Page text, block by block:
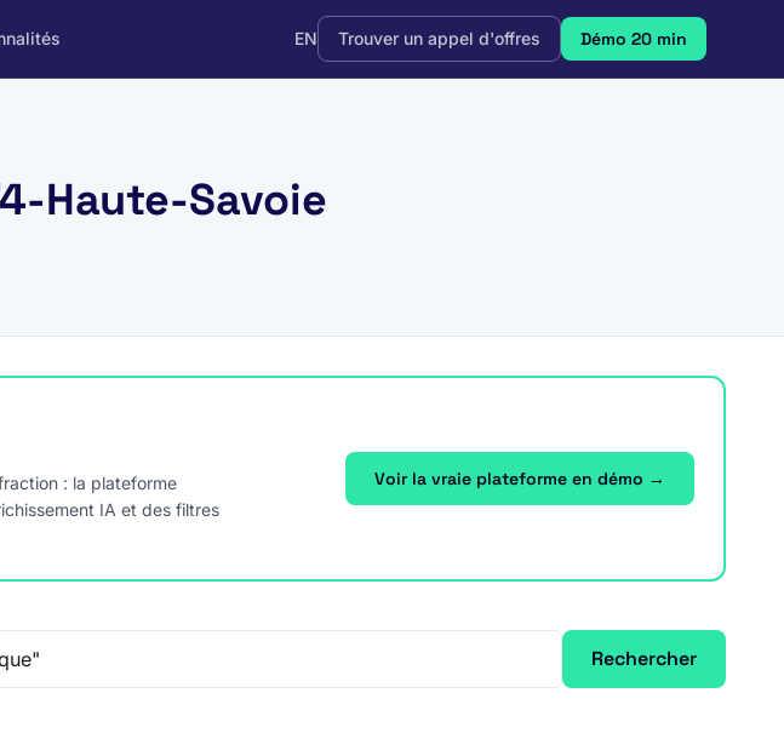
EN Trouver un appel d'offres Démo 20 min
Haute-Savoie
: la plateforme
IA et des filtres
Voir la vraie plateforme en démo →
Rechercher